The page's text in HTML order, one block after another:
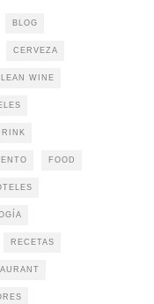
BLOG
CERVEZA
WINE
FOOD
RECETAS